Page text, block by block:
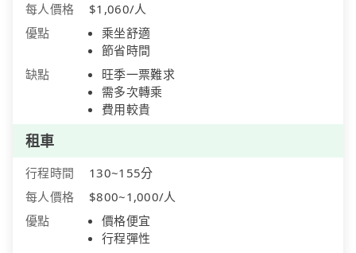
每人價格
$1,060/人
優點
乘坐舒適
節省時間
缺點
旺季一票難求
需多次轉乘
費用較貴
租車
行程時間
130~155分
每人價格
$800~1,000/人
優點
價格便宜
行程彈性